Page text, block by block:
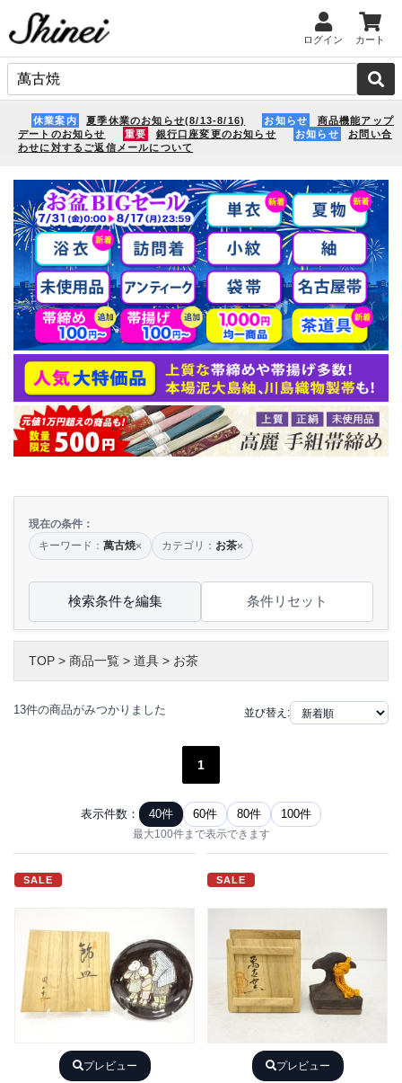
ログイン カート
休業案内 夏季休業のお知らせ(8/13-8/16) お知らせ
商品機能アップ
デートのお知らせ
重要 銀行口座変更のお知らせ お知らせ
お問い合
わせに対するご返信メールについて
現在の条件：
キーワード： 萬古焼× カテゴリ： お茶×
検索条件を編集 条件リセット
TOP > 商品一覧 > 道具 > お茶
13件の商品がみつかりました 並び替え:
1
表示件数： 40件 60件 80件 100件
最大100件まで表示できます
SALE
プレビュー
SALE
プレビュー